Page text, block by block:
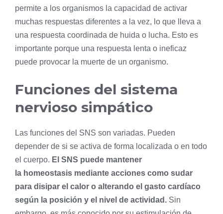
permite a los organismos la capacidad de activar
muchas respuestas diferentes a la vez, lo que lleva a
una respuesta coordinada de huida o lucha. Esto es
importante porque una respuesta lenta o ineficaz
puede provocar la muerte de un organismo.
Funciones del sistema
nervioso simpático
Las funciones del SNS son variadas. Pueden
depender de si se activa de forma localizada o en todo
el cuerpo. El SNS puede mantener
la homeostasis mediante acciones como sudar
para disipar el calor o alterando el gasto cardíaco
según la posición y el nivel de actividad. Sin